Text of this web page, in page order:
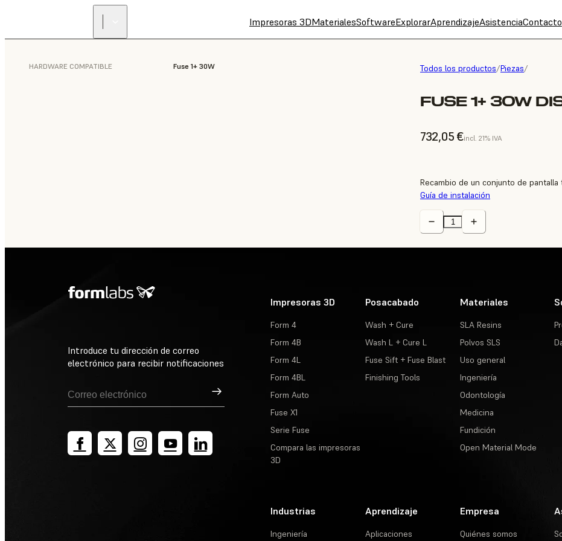
Impresoras 3DMaterialesSoftwareExplorarAprendizajeAsistenciaContacto
Todos los productos/Piezas/
FUSE 1+ 30W
732,05 €incl. 21% IVA
HARDWARE COMPATIBLE Fuse 1+ 30W
Recambio de un conjunto de
Guía de instalación
Introduce tu dirección de correo
electrónico para recibir notificaciones
Suscribirse
Impresoras 3D
Form 4
Form 4B
Form 4L
Form 4BL
Form Auto
Fuse X1
Serie Fuse
Compara las impresoras
3D
Posacabado
Wash + Cure
Wash L + Cure L
Fuse Sift + Fuse Blast
Finishing Tools
Materiales
SLA Resins
Polvos SLS
Uso general
Ingeniería
Odontología
Medicina
Fundición
Open Material Mode
Industrias
Ingeniería
Aprendizaje
Aplicaciones
Empresa
Quiénes somos